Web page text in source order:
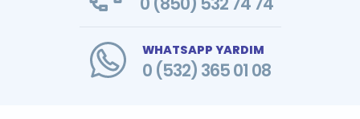
WHATSAPP YARDIM
0 (532) 365 01 08